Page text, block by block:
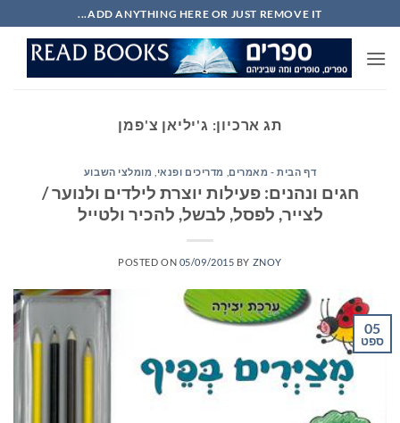
to
content
ADD ANYTHING HERE OR JUST REMOVE IT...
תג ארכיון: ג'יליאן צ'פמן
דף הבית - מאמרים מדריכים ופנאי מומלצי השבוע
חגים ונהנים: פעילות יוצרת לילדים ולנוער /
לצייר, לפסל, לבשל, להכיר ולטייל
POSTED ON 05/09/2015 BY ZNOY
05
ספט